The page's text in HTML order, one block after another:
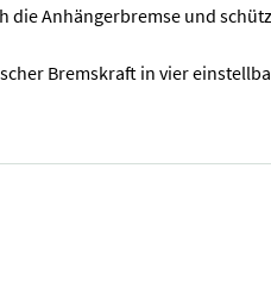
die Anhängerbremse und
Bremskraft in vier
von Holzknecht – die